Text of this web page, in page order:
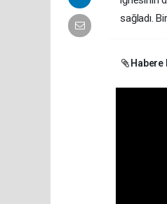
sağladı.
Habere